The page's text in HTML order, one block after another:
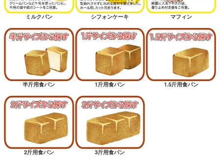
ミルクパン シフォンケーキ マフィン
半斤用食パン 1斤用食パン 1.5斤用食パン
2斤用食パン 3斤用食パン